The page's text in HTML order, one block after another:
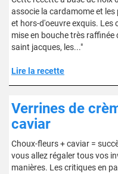
associe la cardamome et
et hors-d'oeuvre exquis. Les
mise en bouche très raffinée
saint jacques, les..."
Lire la recette
Verrines de
caviar
Choux-fleurs + caviar =
vous allez régaler tous vos
manières. Les critiques en